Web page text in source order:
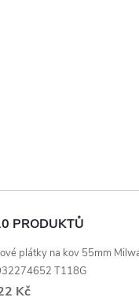
PRODUKTŮ
plátky na kov 55mm
T118G
Kč